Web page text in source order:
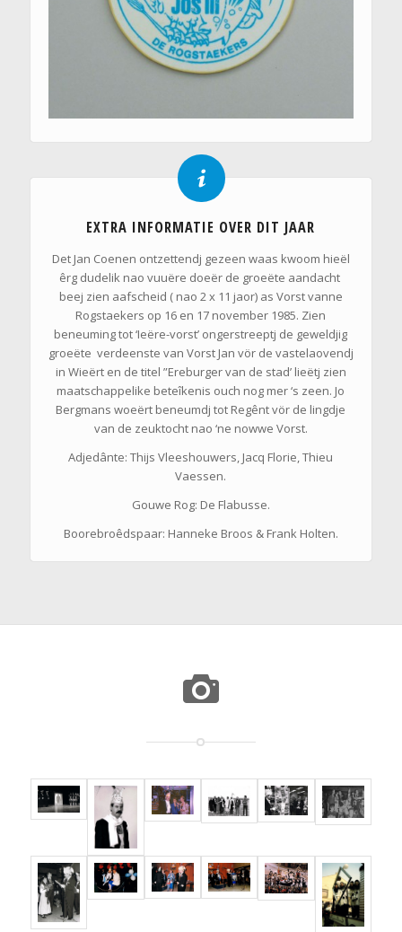
EXTRA INFORMATIE OVER DIT JAAR
Det Jan Coenen ontzettendj gezeen waas kwoom hieël
êrg dudelik nao vuuëre doeër de groeëte aandacht
beej zien aafscheid ( nao 2 x 11 jaor) as Vorst vanne
Rogstaekers op 16 en 17 november 1985. Zien
beneuming tot ‘Ieëre-vorst’ ongerstreeptj de geweldjig
groeëte verdeenste van Vorst Jan vör de vastelaovendj
in Wieërt en de titel ”Ereburger van de stad’ lieëtj zien
maatschappelike beteîkenis ouch nog mer ‘s zeen. Jo
Bergmans woeërt beneumdj tot Regênt vör de lingdje
van de zeuktocht nao ‘ne nowwe Vorst.
Adjedânte: Thijs Vleeshouwers, Jacq Florie, Thieu
Vaessen.
Gouwe Rog: De Flabusse.
Boorebroêdspaar: Hanneke Broos & Frank Holten.